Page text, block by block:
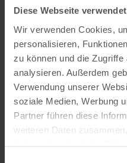
Diese Webseite
Wir verwenden Cookies,
personalisieren,
zu können und die
analysieren. Außerdem
Verwendung unserer
soziale Medien, Werbung
Partner führen diese
weiteren Daten
onze
schilderachtige
Kun je in de
alleen maar
Willi Basalt laat je in
allemaal te zien en te